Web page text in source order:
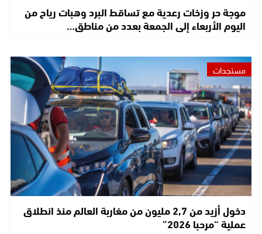
موجة حر وزخات رعدية مع تساقط البرد وهبات رياح من
اليوم الأربعاء إلى الجمعة بعدد من مناطق…
مستجدات
دخول أزيد من 2,7 مليون من مغاربة العالم منذ انطلاق
عملية “مرحبا 2026”